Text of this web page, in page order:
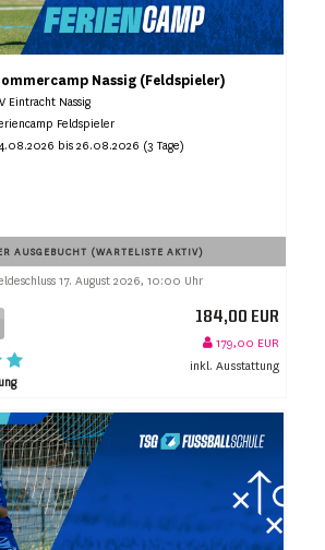
Nassig (Feldspieler)
Eintracht Nassig
Feldspieler
bis 26.08.2026 (3 Tage)
AUSGEBUCHT (WARTELISTE AKTIV)
17. August 2026, 10:00 Uhr
184,00 EUR
179,00 EUR
inkl. Ausstattung